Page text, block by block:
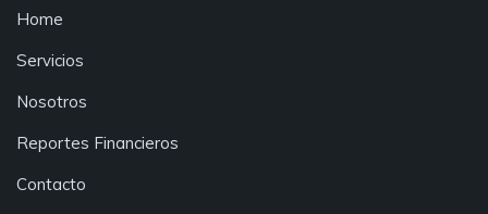
Home
Servicios
Nosotros
Reportes Financieros
Contacto